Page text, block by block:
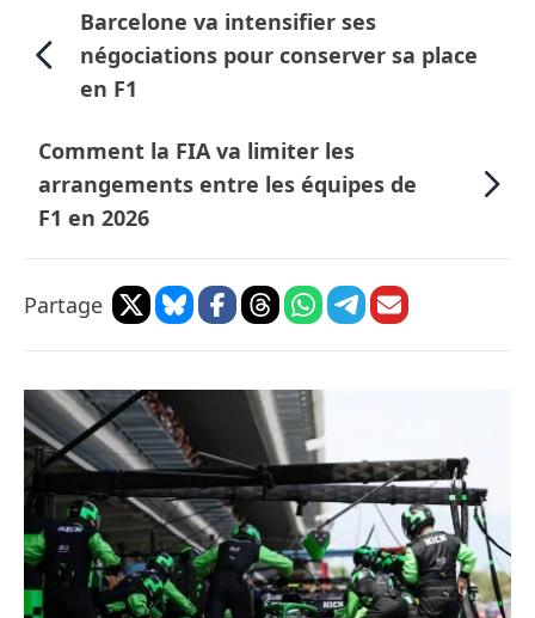
Barcelone va intensifier ses
négociations pour conserver sa place
en F1
Comment la FIA va limiter les
arrangements entre les équipes de
F1 en 2026
Partage